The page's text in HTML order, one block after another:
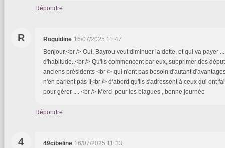
Répondre
R Roguidine 16/07/2025 11:47
Bonjour,<br /> Oui, Bayrou veut diminuer la dette, et qui va payer
d'habitude..<br /> Qu'ils commencent par eux, supprimer des
anciens présidents <br /> qui n'ont pas besoin d'autant
n'en parlent pas !!<br /> d'abord qu'ils s'adressent à ceux qui ont
pour gérer .... <br /> Merci pour les blagues , bonne journée
Répondre
4 49cibeline 16/07/2025 11:33